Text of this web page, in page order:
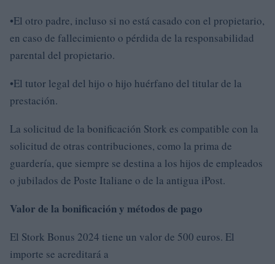
•El otro padre, incluso si no está casado con el propietario,
en caso de fallecimiento o pérdida de la responsabilidad
parental del propietario.
•El tutor legal del hijo o hijo huérfano del titular de la
prestación.
La solicitud de la bonificación Stork es compatible con la
solicitud de otras contribuciones, como la prima de
guardería, que siempre se destina a los hijos de empleados
o jubilados de Poste Italiane o de la antigua iPost.
Valor de la bonificación y métodos de pago
El Stork Bonus 2024 tiene un valor de 500 euros. El
importe se acreditará a